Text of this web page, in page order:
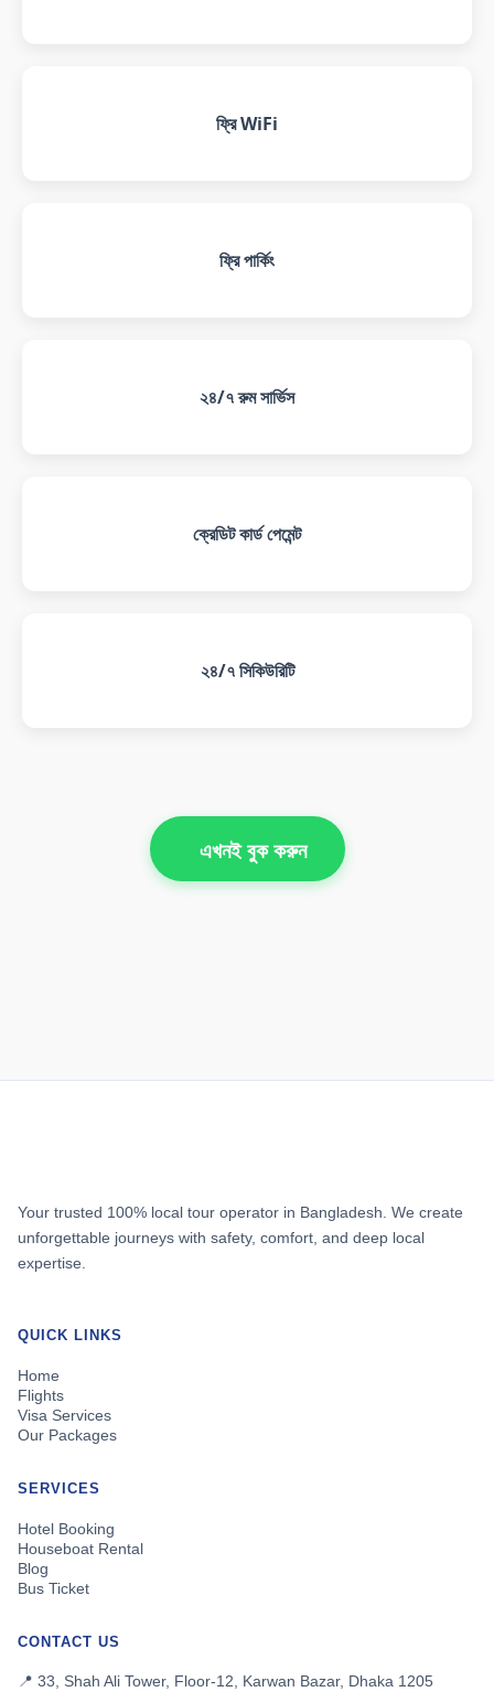
ফ্রি WiFi
ফ্রি পার্কিং
২৪/৭ রুম সার্ভিস
ক্রেডিট কার্ড পেমেন্ট
২৪/৭ সিকিউরিটি
এখনই বুক করুন
Your trusted 100% local tour operator in Bangladesh. We create
unforgettable journeys with safety, comfort, and deep local
expertise.
QUICK LINKS
Home
Flights
Visa Services
Our Packages
SERVICES
Hotel Booking
Houseboat Rental
Blog
Bus Ticket
CONTACT US
📍 33, Shah Ali Tower, Floor-12, Karwan Bazar, Dhaka 1205